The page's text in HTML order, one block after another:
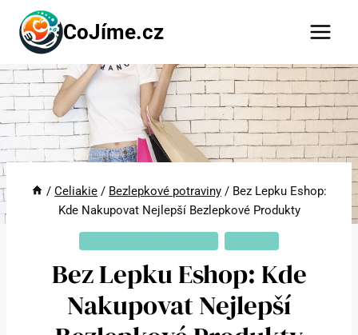
Přeskočit
obsah
CoJíme.cz
/ Celiakie / Bezlepkové potraviny / Bez Lepku Eshop:
Kde Nakupovat Nejlepší Bezlepkové Produkty
Bez Lepku Eshop: Kde
Nakupovat Nejlepší